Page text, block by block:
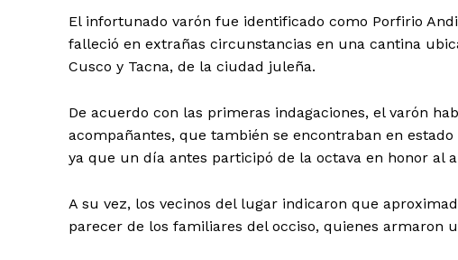
El infortunado varón fue identificado como Porfirio
falleció en extrañas circunstancias en una cantina
Cusco y Tacna, de la ciudad juleña.
De acuerdo con las primeras indagaciones, el varón
acompañantes, que también se encontraban en
ya que un día antes participó de la octava en honor al
A su vez, los vecinos del lugar indicaron que
parecer de los familiares del occiso, quienes armaron